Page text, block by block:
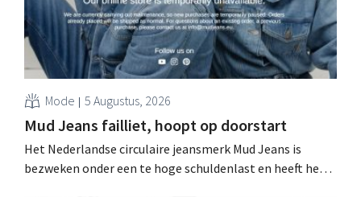
Mode 5 Augustus, 2026
Mud Jeans failliet, hoopt op doorstart
Het Nederlandse circulaire jeansmerk Mud Jeans is
bezweken onder een te hoge schuldenlast en heeft het